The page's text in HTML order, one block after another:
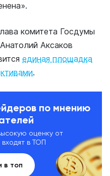
комитета Госдумы
Аксаков
единая площадка
.
по мнению
оценку от
в ТОП
в топ